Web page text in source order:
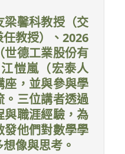
梁馨科教授（交
教授）、2026
世德工業股份有
愷嵐（宏泰人
座，並與參與學
。三位講者透過
與職涯經驗，為
發他們對數學學
像與思考。